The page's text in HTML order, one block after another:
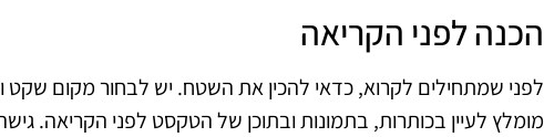
הכנה לפני הקריאה
לפני שמתחילים לקרוא, כדאי להכין את השטח. יש לבחור מקום שקט
מומלץ לעיין בכותרות, בתמונות ובתוכן של הטקסט לפני הקריאה.